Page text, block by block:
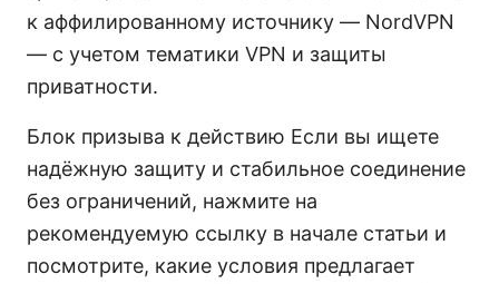
к аффилированному источнику — NordVPN
— с учетом тематики VPN и защиты
приватности.
Блок призыва к действию Если вы ищете
надёжную защиту и стабильное соединение
без ограничений, нажмите на
рекомендуемую ссылку в начале статьи и
посмотрите, какие условия предлагает